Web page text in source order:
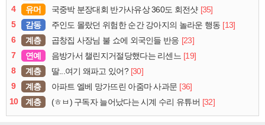
4
유머 국중박 분장대회 반가사유상 360도 회전샷 [35]
5
감동 주인도 몰랐던 위험한 순간 강아지의 놀라운 행동 [13]
6
계층 곱창집 사장님 불 쇼에 외국인들 반응 [23]
7
연예 음방가서 챌린지거절당했다는 리센느 [19]
8
계층 딸...여기 왜파고 있어? [30]
9
계층 아파트 엘베 망가뜨린 아줌마 사과문 [36]
10
계층 (ㅎㅂ) 구독자 늘어났다는 시계 수리 유튜버 [32]